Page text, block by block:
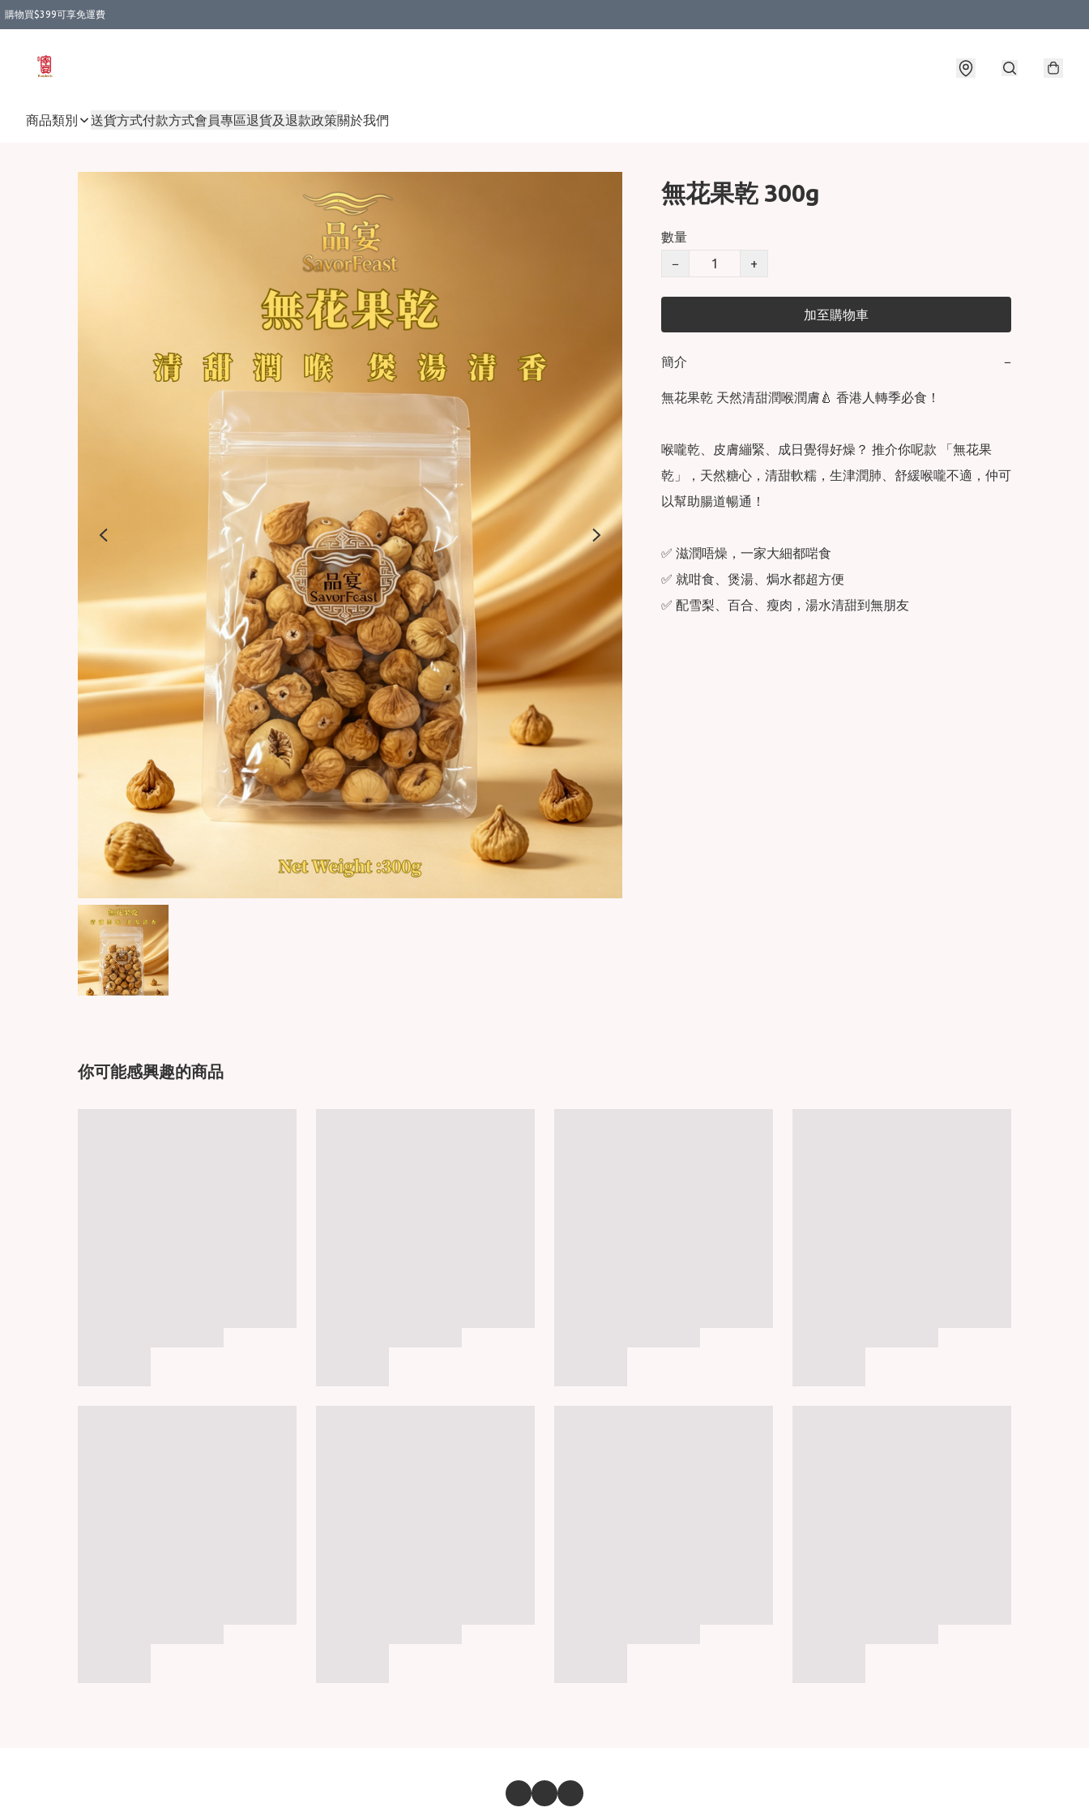
購物買$399可享免運費
商品類別 送貨方式付款方式會員專區退貨及退款政策關於我們
無花果乾 300g
數量
−
+
加至購物車
簡介 −
無花果乾 天然清甜潤喉潤膚🍐 香港人轉季必食！
喉嚨乾、皮膚繃緊、成日覺得好燥？ 推介你呢款 「無花果
乾」，天然糖心，清甜軟糯，生津潤肺、舒緩喉嚨不適，仲可
以幫助腸道暢通！
✅ 滋潤唔燥，一家大細都啱食
✅ 就咁食、煲湯、焗水都超方便
✅ 配雪梨、百合、瘦肉，湯水清甜到無朋友
你可能感興趣的商品